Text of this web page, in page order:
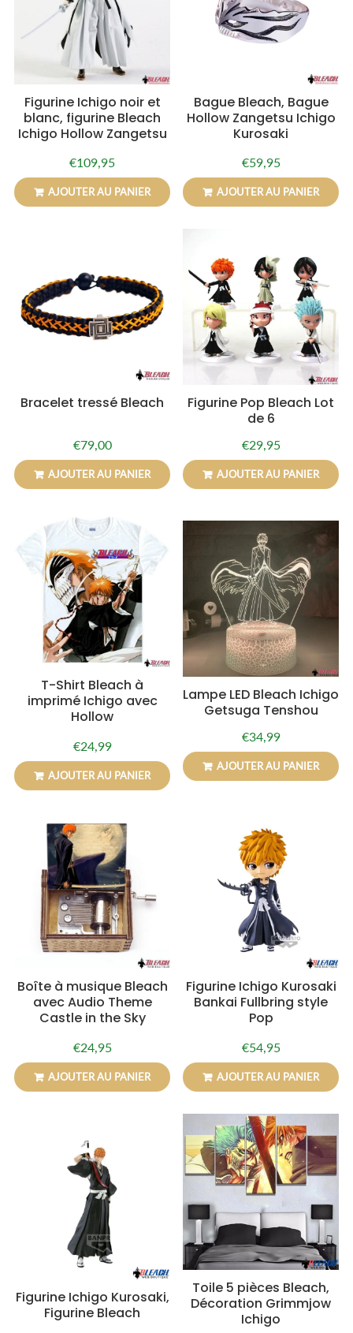
Figurine Ichigo noir et
blanc, figurine Bleach
Ichigo Hollow Zangetsu
Prix
régulier
€109,95
AJOUTER AU PANIER
Bague Bleach, Bague
Hollow Zangetsu Ichigo
Kurosaki
Prix
régulier
€59,95€59,95
AJOUTER AU PANIER
Bracelet tressé Bleach
Prix
régulier
€79,00€79,00
AJOUTER AU PANIER
Figurine Pop Bleach Lot
de 6
Prix
régulier
€29,95€29,95
AJOUTER AU PANIER
T-Shirt Bleach à
imprimé Ichigo avec
Hollow
Prix
régulier
€24,99€24,99
AJOUTER AU PANIER
Lampe LED Bleach Ichigo
Getsuga Tenshou
Prix
régulier
€34,99€34,99
AJOUTER AU PANIER
Boîte à musique Bleach
avec Audio Theme
Castle in the Sky
Prix
régulier
€24,95€24,95
AJOUTER AU PANIER
Figurine Ichigo Kurosaki
Bankai Fullbring style
Pop
Prix
régulier
€54,95€54,95
AJOUTER AU PANIER
Figurine Ichigo Kurosaki,
Figurine Bleach
Toile 5 pièces Bleach,
Décoration Grimmjow
Ichigo